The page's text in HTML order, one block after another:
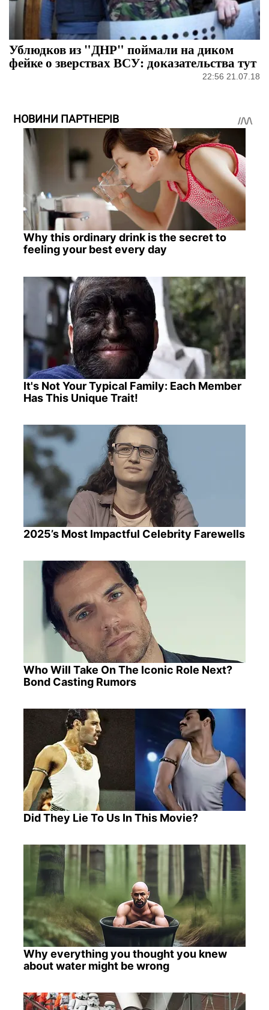
Ублюдков из "ДНР" поймали на диком
фейке о зверствах ВСУ: доказательства тут
22:56 21.07.18
НОВИНИ ПАРТНЕРІВ
Why this ordinary drink is the secret to
feeling your best every day
It's Not Your Typical Family: Each Member
Has This Unique Trait!
2025’s Most Impactful Celebrity Farewells
Who Will Take On The Iconic Role Next?
Bond Casting Rumors
Did They Lie To Us In This Movie?
Why everything you thought you knew
about water might be wrong